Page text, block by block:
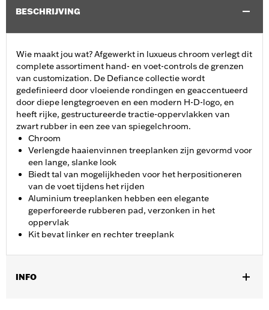
BESCHRIJVING
Wie maakt jou wat? Afgewerkt in luxueus chroom verlegt dit
complete assortiment hand- en voet-controls de grenzen
van customization. De Defiance collectie wordt
gedefinieerd door vloeiende rondingen en geaccentueerd
door diepe lengtegroeven en een modern H-D-logo, en
heeft rijke, gestructureerde tractie-oppervlakken van
zwart rubber in een zee van spiegelchroom.
Chroom
Verlengde haaienvinnen treeplanken zijn gevormd voor
een lange, slanke look
Biedt tal van mogelijkheden voor het herpositioneren
van de voet tijdens het rijden
Aluminium treeplanken hebben een elegante
geperforeerde rubberen pad, verzonken in het
oppervlak
Kit bevat linker en rechter treeplank
INFO